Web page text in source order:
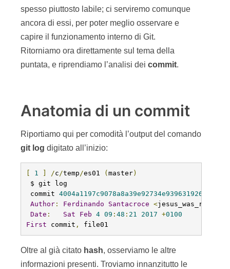
spesso piuttosto labile; ci serviremo comunque
ancora di essi, per poter meglio osservare e
capire il funzionamento interno di Git.
Ritorniamo ora direttamente sul tema della
puntata, e riprendiamo l’analisi dei commit.
Anatomia di un commit
Riportiamo qui per comodità l’output del comando
git log digitato all’inizio:
1 /c/temp/es01 ( master)
$ git log
commit 4004a1197c9078a8a39e92734e939631926360fc
Author : Ferdinando Santacroce <
Date : Sat Feb 4 09 : 48 : 21 2017 +0100
First commit , file01
Oltre al già citato hash, osserviamo le altre
informazioni presenti. Troviamo innanzitutto le